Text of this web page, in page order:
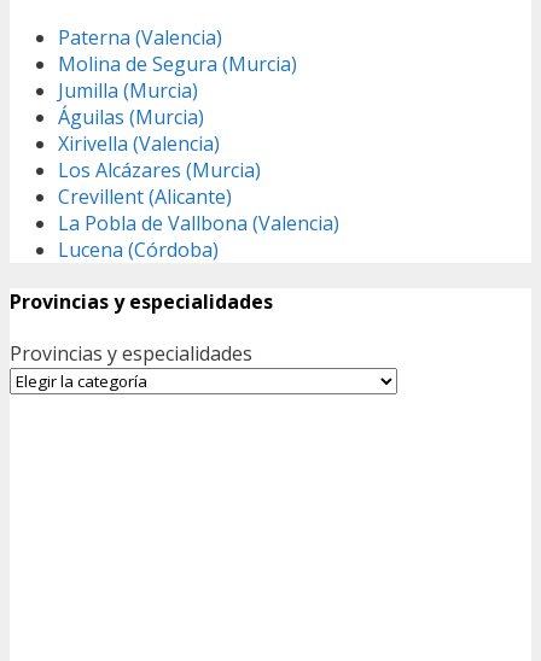
Paterna (Valencia)
Molina de Segura (Murcia)
Jumilla (Murcia)
Águilas (Murcia)
Xirivella (Valencia)
Los Alcázares (Murcia)
Crevillent (Alicante)
La Pobla de Vallbona (Valencia)
Lucena (Córdoba)
Provincias y especialidades
Provincias y especialidades